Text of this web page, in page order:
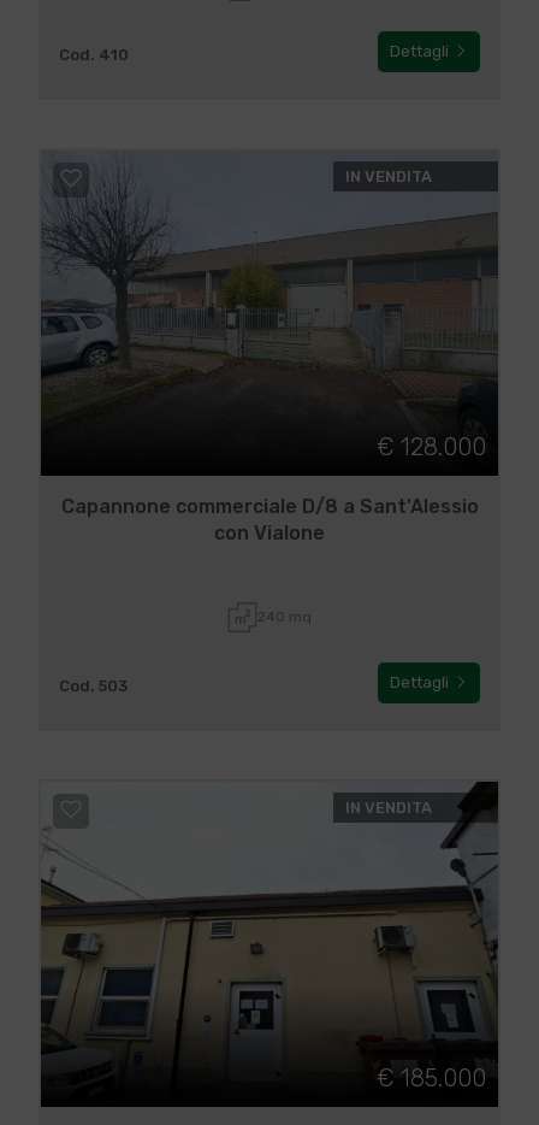
Cod. 410 Dettagli
IN VENDITA
€ 128.000
Capannone commerciale D/8 a Sant'Alessio
con Vialone
240 mq
Cod. 503 Dettagli
IN VENDITA
€ 185.000